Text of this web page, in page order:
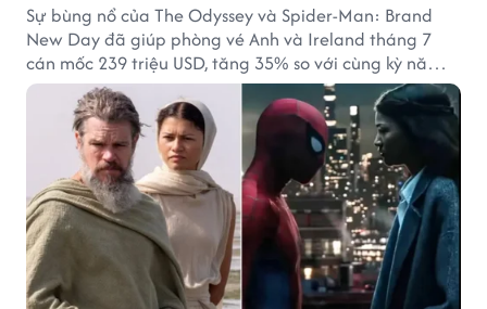
Sự bùng nổ của The Odyssey và Spider-Man: Brand
New Day đã giúp phòng vé Anh và Ireland tháng 7
cán mốc 239 triệu USD, tăng 35% so với cùng kỳ năm
ngoái.